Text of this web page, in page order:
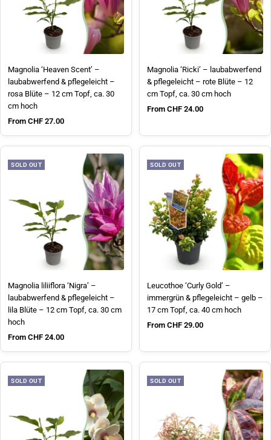
Magnolia ‘Heaven Scent’ –
laubabwerfend & pflegeleicht –
rosa Blüte – 12 cm Topf, ca. 30
cm hoch
Sale price
From CHF 27.00
Magnolia ‘Ricki’ – laubabwerfend
& pflegeleicht – rote Blüte – 12
cm Topf, ca. 30 cm hoch
Sale price
From CHF 24.00
SOLD OUT
Magnolia liliiflora ‘Nigra’ –
laubabwerfend & pflegeleicht –
lila Blüte – 12 cm Topf, ca. 30 cm
hoch
Sale price
From CHF 24.00
SOLD OUT
Leucothoe ‘Curly Gold’ –
immergrün & pflegeleicht – gelb –
17 cm Topf, ca. 40 cm hoch
Sale price
From CHF 29.00
SOLD OUT SOLD OUT